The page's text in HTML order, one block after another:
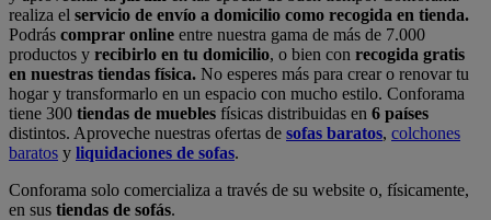
realiza el servicio de envío a domicilio como recogida en tienda.
Podrás comprar online entre nuestra gama de más de 7.000
productos y recibirlo en tu domicilio, o bien con recogida gratis
en nuestras tiendas física. No esperes más para crear o renovar tu
hogar y transformarlo en un espacio con mucho estilo. Conforama
tiene 300 tiendas de muebles físicas distribuidas en 6 países
distintos. Aproveche nuestras ofertas de sofas baratos, colchones
baratos y liquidaciones de sofas.
Conforama solo comercializa a través de su website o, físicamente,
en sus tiendas de sofás.